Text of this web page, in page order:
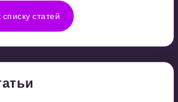
статей